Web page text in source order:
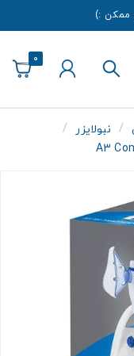
ممکن :)
0
نبولایزر